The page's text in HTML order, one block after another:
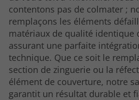
contentons pas de colmater ;
remplaçons les éléments
matériaux de qualité identique
assurant une parfaite
technique. Que ce soit le
section de zinguerie ou la
élément de couverture, notre
garantit un résultat durable et